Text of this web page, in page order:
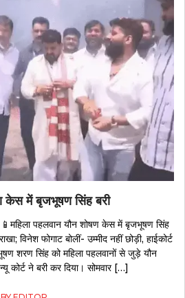
केस में बृजभूषण सिंह बरी
पहलवान यौन शोषण केस में बृजभूषण सिंह
विनेश फोगाट बोलीं- उम्मीद नहीं छोड़ी, हाईकोर्ट
शरण सिंह को महिला पहलवानों से जुड़े यौन
कोर्ट ने बरी कर दिया। सोमवार […]